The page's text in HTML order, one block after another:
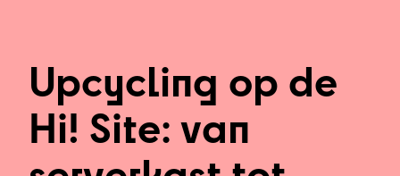
Upcycling op de
Hi! Site: van